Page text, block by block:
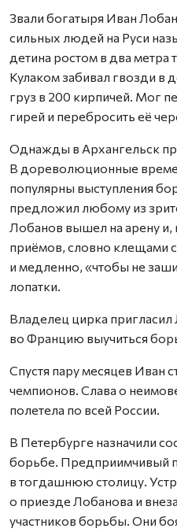
Звали богатыря Иван
сильных людей на Руси
детина ростом в два метра
Кулаком забивал гвозди в
груз в 200 кирпичей. Мог
гирей и перебросить её
Однажды в Архангельск
В дореволюционные
популярны выступления
предложил любому из
Лобанов вышел на арену и,
приёмов, словно клещами
и медленно, «чтобы не
лопатки.
Владелец цирка пригласил
во Францию выучиться
Спустя пару месяцев Иван
чемпионов. Слава о
полетела по всей России.
В Петербурге назначили
борьбе. Предприимчивый
в тогдашнюю столицу.
о приезде Лобанова и
участников борьбы. Они